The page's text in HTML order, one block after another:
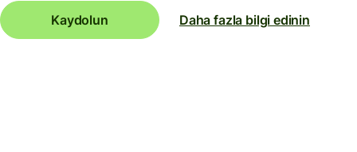
Kaydolun Daha fazla bilgi edinin